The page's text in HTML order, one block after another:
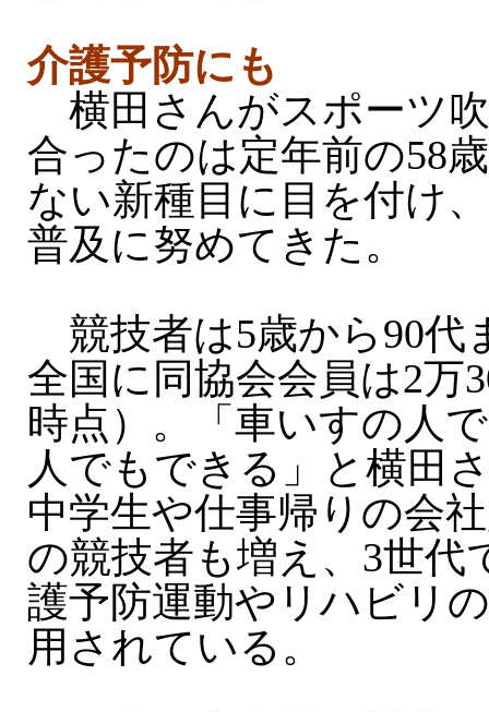
介護予防にも
横田さんがスポーツ
合ったのは定年前の58
ない新種目に目を付け
普及に努めてきた。
競技者は5歳から90代
全国に同協会会員は2万
時点）。「車いすの人
人でもできる」と横田
中学生や仕事帰りの会
の競技者も増え、3世代
護予防運動やリハビリ
用されている。